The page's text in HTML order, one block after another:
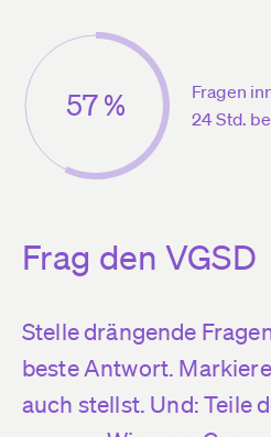
57 %
Fragen
24 Std.
Frag den VGSD
Stelle drängende
beste Antwort.
auch stellst. Und: Teile